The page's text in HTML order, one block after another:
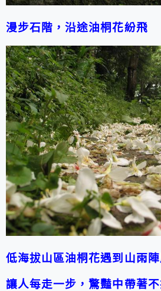
漫步石階，沿途油桐花紛飛
低海拔山區油桐花遇到山雨陣
讓人每走一步，驚豔中帶著